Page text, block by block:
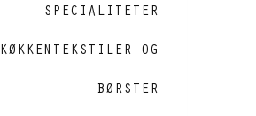
SPECIALITETER
KØKKENTEKSTILER OG
BØRSTER